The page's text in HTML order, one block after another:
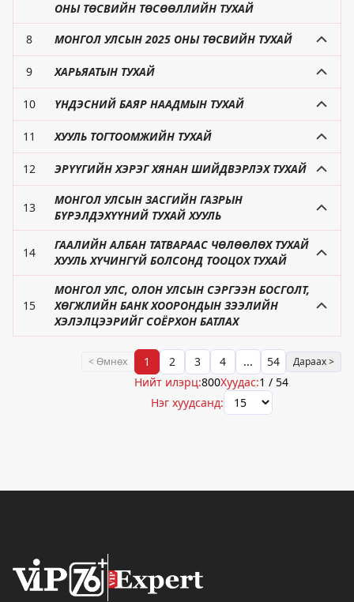
ОНЫ ТӨСВИЙН ТӨСӨӨЛЛИЙН ТУХАЙ
8 МОНГОЛ УЛСЫН 2025 ОНЫ ТӨСВИЙН ТУХАЙ
9 ХАРЬЯАТЫН ТУХАЙ
10 ҮНДЭСНИЙ БАЯР НААДМЫН ТУХАЙ
11 ХУУЛЬ ТОГТООМЖИЙН ТУХАЙ
12 ЭРҮҮГИЙН ХЭРЭГ ХЯНАН ШИЙДВЭРЛЭХ ТУХАЙ
13
МОНГОЛ УЛСЫН ЗАСГИЙН ГАЗРЫН
БҮРЭЛДЭХҮҮНИЙ ТУХАЙ ХУУЛЬ
14
ГААЛИЙН АЛБАН ТАТВАРААС ЧӨЛӨӨЛӨХ ТУХАЙ
ХУУЛЬ ХҮЧИНГҮЙ БОЛСОНД ТООЦОХ ТУХАЙ
15
МОНГОЛ УЛС, ОЛОН УЛСЫН СЭРГЭЭН БОСГОЛТ,
ХӨГЖЛИЙН БАНК ХООРОНДЫН ЗЭЭЛИЙН
ХЭЛЭЛЦЭЭРИЙГ СОЁРХОН БАТЛАХ
< Өмнөх 1 2 3 4 ... 54 Дараах >
Нийт илэрц:800Хуудас:1 / 54
Нэг хуудсанд: